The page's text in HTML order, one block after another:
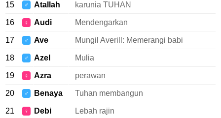
15 ♂ Atallah karunia TUHAN
16 ♀ Audi Mendengarkan
17 ♂ Ave Mungil Averill: Memerangi babi
18 ♂ Azel Mulia
19 ♀ Azra perawan
20 ♂ Benaya Tuhan membangun
21 ♀ Debi Lebah rajin